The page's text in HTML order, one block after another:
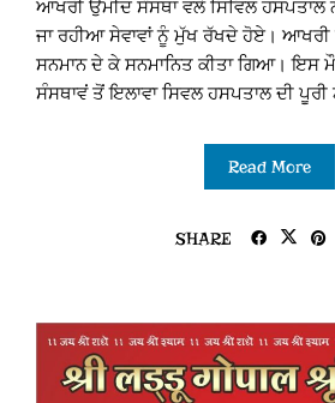
ਆਖਰੀ ਉਮੀਦ ਸੰਸਥਾ ਵਲੋ ਸਿਵਿਲ ਹਸਪਤਾਲ
ਜਾ ਰਹੀਆ ਸੇਵਾਵਾਂ ਨੂੰ ਮੁੱਖ ਰੱਖਦੇ ਹੋਏ। ਆਖਰੀ
ਸਨਮਾਨ ਦੇ ਕੇ ਸਨਮਾਨਿਤ ਕੀਤਾ ਗਿਆ। ਇਸ
ਸੰਸਥਾਵਂ ਤੋਂ ਇਲਾਵਾ ਸਿਵਲ ਹਸਪਤਾਲ ਦੀ ਪੂਰੀ
Read More
SHARE